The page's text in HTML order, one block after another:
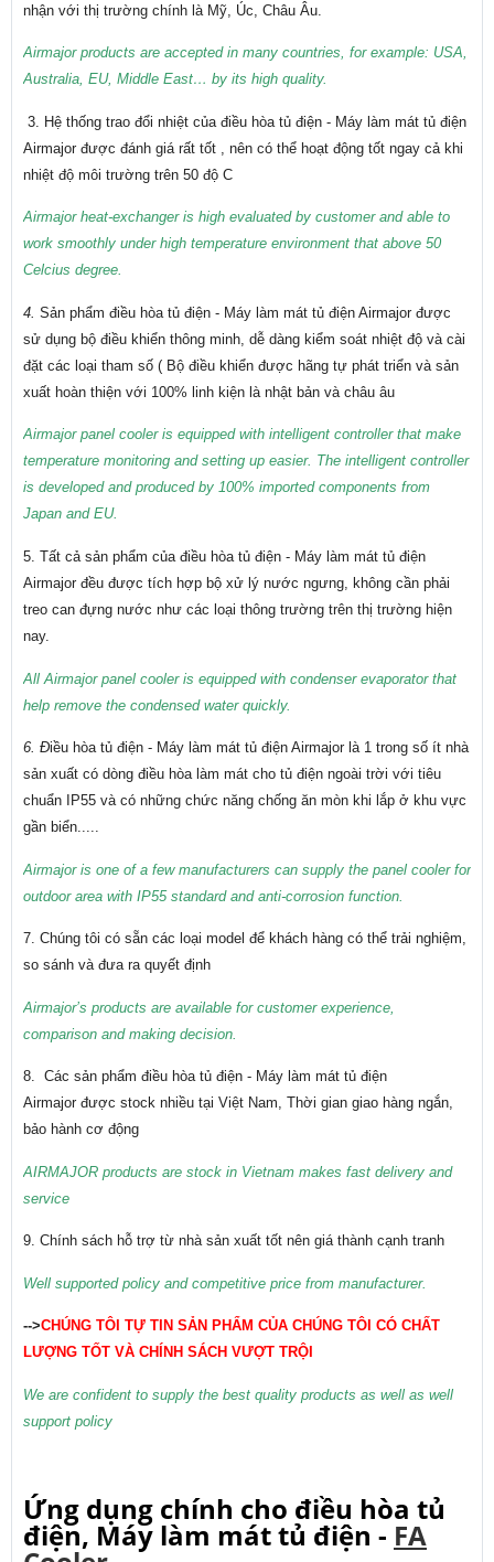
nhận với thị trường chính là Mỹ, Úc, Châu Âu.
Airmajor products are accepted in many countries, for example: USA,
Australia, EU, Middle East… by its high quality.
3. Hệ thống trao đổi nhiệt của điều hòa tủ điện - Máy làm mát tủ điện
Airmajor được đánh giá rất tốt , nên có thể hoạt động tốt ngay cả khi
nhiệt độ môi trường trên 50 độ C
Airmajor heat-exchanger is high evaluated by customer and able to
work smoothly under high temperature environment that above 50
Celcius degree.
4. Sản phẩm điều hòa tủ điện - Máy làm mát tủ điện Airmajor được
sử dụng bộ điều khiển thông minh, dễ dàng kiểm soát nhiệt độ và cài
đặt các loại tham số ( Bộ điều khiển được hãng tự phát triển và sản
xuất hoàn thiện với 100% linh kiện là nhật bản và châu âu
Airmajor panel cooler is equipped with intelligent controller that make
temperature monitoring and setting up easier. The intelligent controller
is developed and produced by 100% imported components from
Japan and EU.
5. Tất cả sản phẩm của điều hòa tủ điện - Máy làm mát tủ điện
Airmajor đều được tích hợp bộ xử lý nước ngưng, không cần phải
treo can đựng nước như các loại thông trường trên thị trường hiện
nay.
All Airmajor panel cooler is equipped with condenser evaporator that
help remove the condensed water quickly.
6. Điều hòa tủ điện - Máy làm mát tủ điện Airmajor là 1 trong số ít nhà
sản xuất có dòng điều hòa làm mát cho tủ điện ngoài trời với tiêu
chuẩn IP55 và có những chức năng chống ăn mòn khi lắp ở khu vực
gần biển.....
Airmajor is one of a few manufacturers can supply the panel cooler for
outdoor area with IP55 standard and anti-corrosion function.
7. Chúng tôi có sẵn các loại model để khách hàng có thể trải nghiệm,
so sánh và đưa ra quyết định
Airmajor’s products are available for customer experience,
comparison and making decision.
8. Các sản phẩm điều hòa tủ điện - Máy làm mát tủ điện
Airmajor được stock nhiều tại Việt Nam, Thời gian giao hàng ngắn,
bảo hành cơ động
AIRMAJOR products are stock in Vietnam makes fast delivery and
service
9. Chính sách hỗ trợ từ nhà sản xuất tốt nên giá thành cạnh tranh
Well supported policy and competitive price from manufacturer.
-->CHÚNG TÔI TỰ TIN SẢN PHẨM CỦA CHÚNG TÔI CÓ CHẤT
LƯỢNG TỐT VÀ CHÍNH SÁCH VƯỢT TRỘI
We are confident to supply the best quality products as well as well
support policy
Ứng dụng chính cho điều hòa tủ
điện, Máy làm mát tủ điện - FA